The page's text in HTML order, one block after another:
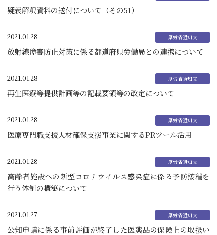
疑義解釈資料の送付について（その51）
2021.01.28
放射線障害防止対策に係る都道府県労働局との連携について
2021.01.28
再生医療等提供計画等の記載要領等の改定について
2021.01.28
医療専門職支援人材確保支援事業に関するPRツール活用
2021.01.28
高齢者施設への新型コロナウイルス感染症に係る予防接種を
行う体制の構築について
2021.01.27
公知申請に係る事前評価が終了した医薬品の保険上の取扱い